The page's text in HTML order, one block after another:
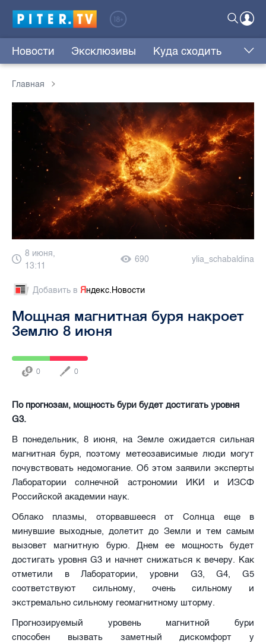
Новости Эксклюзивы Куда сходить
Главная
8 июня,
13:11
690 ylia_schabaldina
Добавить в Яндекс.Новости
Мощная магнитная буря накроет
Землю 8 июня
0 0
По прогнозам, мощность бури будет достигать уровня
G3.
В понедельник, 8 июня, на Земле ожидается сильная
магнитная буря, поэтому метеозависимые люди могут
почувствовать недомогание. Об этом заявили эксперты
Лаборатории солнечной астрономии ИКИ и ИЗСФ
Российской академии наук.
Облако плазмы, оторвавшееся от Солнца еще в
минувшие выходные, долетит до Земли и тем самым
вызовет магнитную бурю. Днем ее мощность будет
достигать уровня G3 и начнет снижаться к вечеру. Как
отметили в Лаборатории, уровни G3, G4, G5
соответствуют сильному, очень сильному и
экстремально сильному геомагнитному шторму.
Прогнозируемый уровень магнитной бури
способен вызвать заметный дискомфорт у